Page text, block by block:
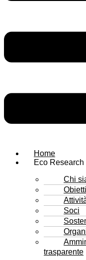
Home
Eco Research
Chi
Soci
trasparente